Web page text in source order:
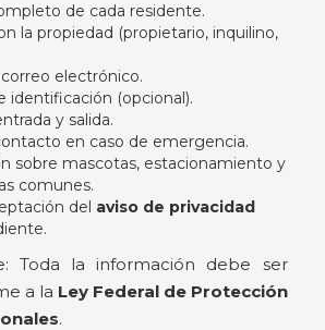
de cada residente.
la propiedad (propietario, inquilino,
electrónico.
identificación (opcional).
y salida.
en caso de emergencia.
sobre mascotas, estacionamiento y
comunes.
del aviso de privacidad
Toda la información debe ser
a la Ley Federal de Protección
.